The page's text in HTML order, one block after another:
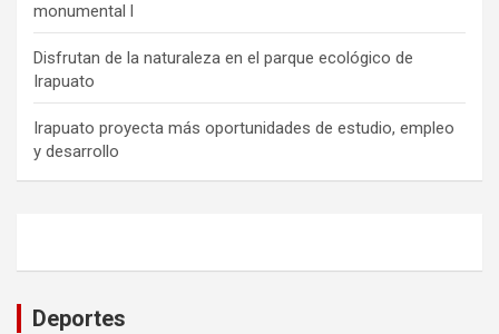
monumental l
Disfrutan de la naturaleza en el parque ecológico de
Irapuato
Irapuato proyecta más oportunidades de estudio, empleo
y desarrollo
Deportes